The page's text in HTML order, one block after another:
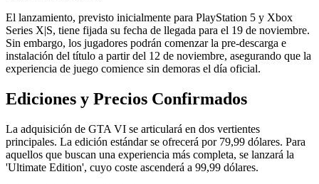
El lanzamiento, previsto inicialmente para PlayStation 5 y Xbox
Series X|S, tiene fijada su fecha de llegada para el 19 de noviembre.
Sin embargo, los jugadores podrán comenzar la pre-descarga e
instalación del título a partir del 12 de noviembre, asegurando que la
experiencia de juego comience sin demoras el día oficial.
Ediciones y Precios Confirmados
La adquisición de GTA VI se articulará en dos vertientes
principales. La edición estándar se ofrecerá por 79,99 dólares. Para
aquellos que buscan una experiencia más completa, se lanzará la
'Ultimate Edition', cuyo coste ascenderá a 99,99 dólares.